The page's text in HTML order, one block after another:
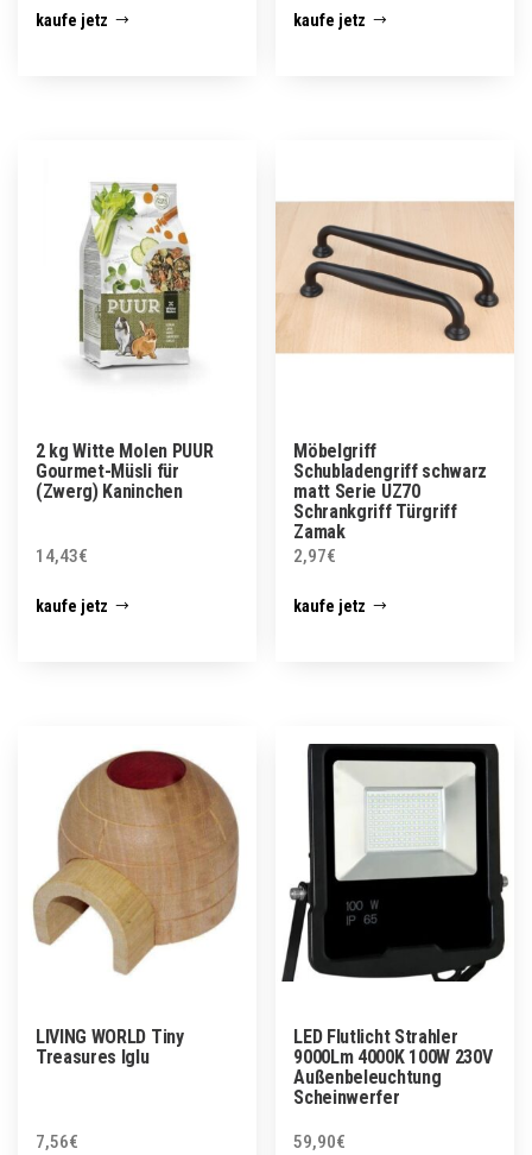
kaufe jetz kaufe jetz
2 kg Witte Molen PUUR
Gourmet-Müsli für
(Zwerg) Kaninchen
14,43€
kaufe jetz
Möbelgriff
Schubladengriff schwarz
matt Serie UZ70
Schrankgriff Türgriff
Zamak
2,97€
kaufe jetz
LIVING WORLD Tiny
Treasures Iglu
7,56€
LED Flutlicht Strahler
9000Lm 4000K 100W 230V
Außenbeleuchtung
Scheinwerfer
59,90€